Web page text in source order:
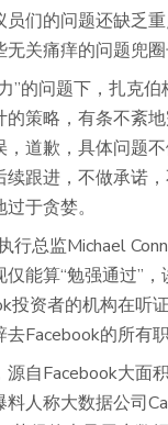
员们的问题还缺乏
关痛痒的问题兜圈
”的问题下，扎克
的策略，有条不紊
，道歉，具体问题
续跟进，不做承诺
于贪婪。
行总监Michael
能算“勉强通过”，
投资者的机构在听
Facebook的所有职
源自Facebook大面
料人称大数据公司